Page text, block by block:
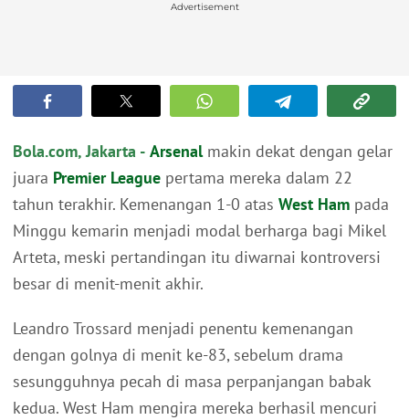
Advertisement
Bola.com, Jakarta - Arsenalmakin dekat dengan gelar
juara Premier League pertama mereka dalam 22
tahun terakhir. Kemenangan 1-0 atas West Ham pada
Minggu kemarin menjadi modal berharga bagi Mikel
Arteta, meski pertandingan itu diwarnai kontroversi
besar di menit-menit akhir.
Leandro Trossard menjadi penentu kemenangan
dengan golnya di menit ke-83, sebelum drama
sesungguhnya pecah di masa perpanjangan babak
kedua. West Ham mengira mereka berhasil mencuri